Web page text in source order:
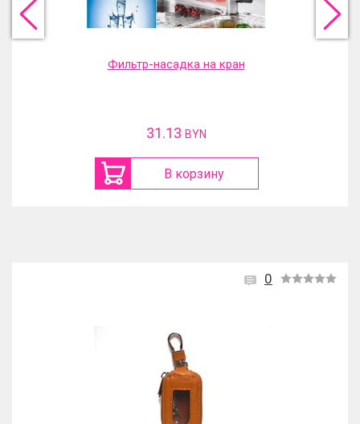
Фильтр-насадка на кран
31.13 BYN
В корзину
0